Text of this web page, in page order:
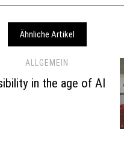
Ähnliche Artikel
ALLGEMEIN
in the age of AI